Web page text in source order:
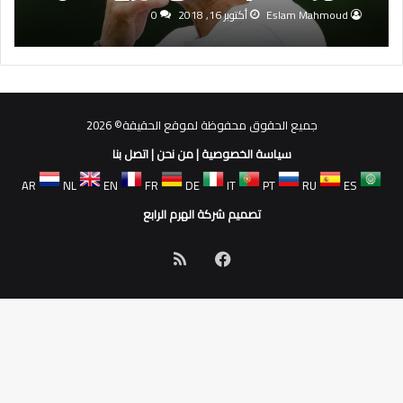
آسيا
Eslam Mahmoud أكتوبر 16, 2018 0
جميع الحقوق محفوظة لموقع الحقيقة© 2026
سياسة الخصوصية|من نحن|اتصل بنا
AR
NL EN FR DE IT PT RU
ES
تصميم شركة الهرم الرابع
فيسبوك
الموقع